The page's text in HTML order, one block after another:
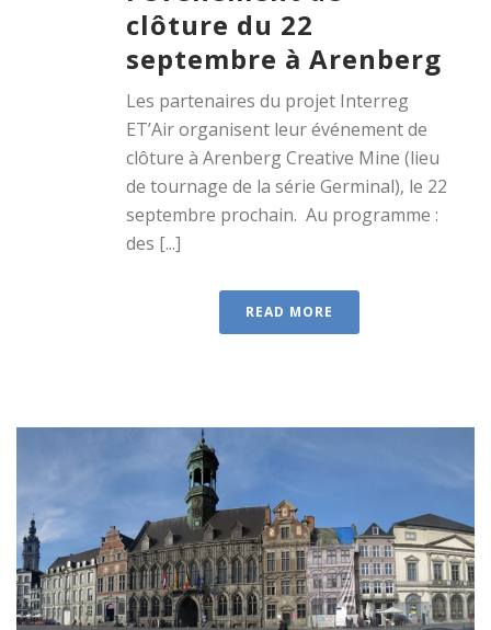
clôture du 22
septembre à Arenberg
Les partenaires du projet Interreg
ET’Air organisent leur événement de
clôture à Arenberg Creative Mine (lieu
de tournage de la série Germinal), le 22
septembre prochain. Au programme :
des [...]
READ MORE